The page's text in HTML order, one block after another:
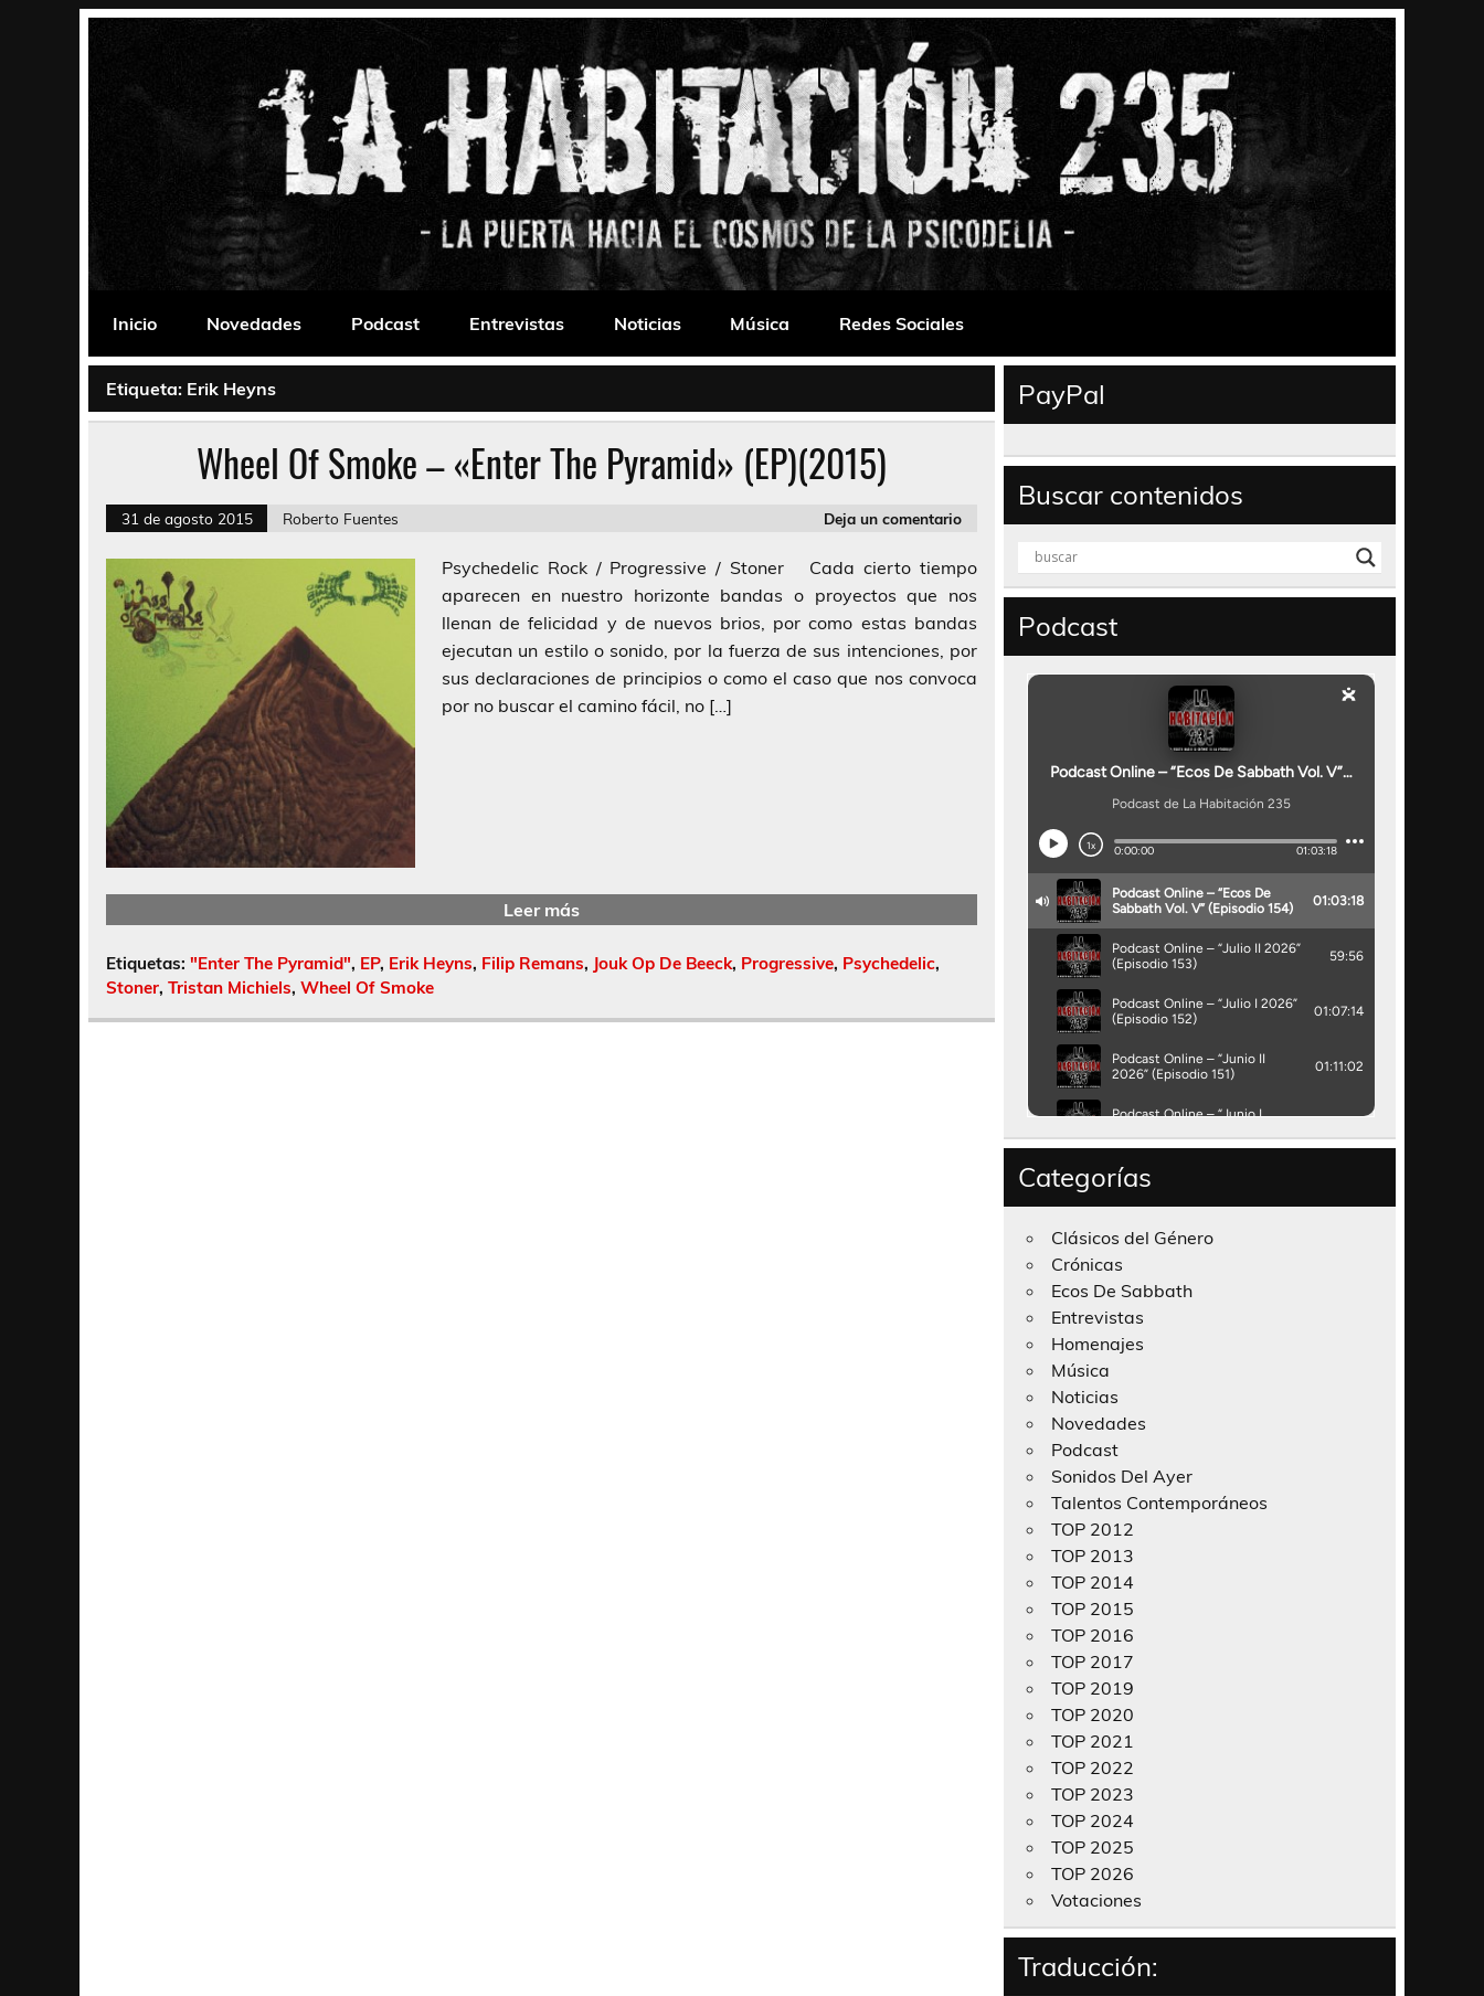
La Habitación 235
Inicio
Novedades Podcast Entrevistas Noticias Música Redes Sociales
Etiqueta: Erik Heyns
Wheel Of Smoke – «Enter The Pyramid» (EP)(2015)
31 de agosto 2015 Roberto Fuentes Deja un comentario
Psychedelic Rock / Progressive / Stoner Cada cierto tiempo
aparecen en nuestro horizonte bandas o proyectos que nos
llenan de felicidad y de nuevos brios, por como estas bandas
ejecutan un estilo o sonido, por la fuerza de sus intenciones, por
sus declaraciones de principios o como el caso que nos convoca
por no buscar el camino fácil, no […]
Leer más
Etiquetas: "Enter The Pyramid", EP, Erik Heyns, Filip Remans, Jouk Op De Beeck, Progressive, Psychedelic,
Stoner, Tristan Michiels, Wheel Of Smoke
PayPal
Buscar contenidos
Podcast
Categorías
Clásicos del Género
Crónicas
Ecos De Sabbath
Entrevistas
Homenajes
Música
Noticias
Novedades
Podcast
Sonidos Del Ayer
Talentos Contemporáneos
TOP 2012
TOP 2013
TOP 2014
TOP 2015
TOP 2016
TOP 2017
TOP 2019
TOP 2020
TOP 2021
TOP 2022
TOP 2023
TOP 2024
TOP 2025
TOP 2026
Votaciones
Traducción: